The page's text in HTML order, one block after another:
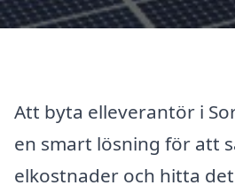
Att byta elleverantör i
en smart lösning för att
elkostnader och hitta